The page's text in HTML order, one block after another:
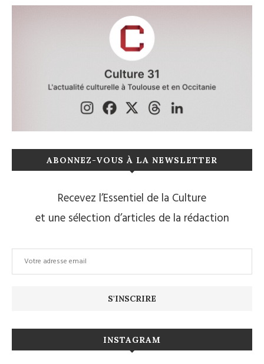
ABONNEZ-VOUS À LA NEWSLETTER
Recevez l’Essentiel de la Culture
et une sélection d’articles de la rédaction
INSTAGRAM